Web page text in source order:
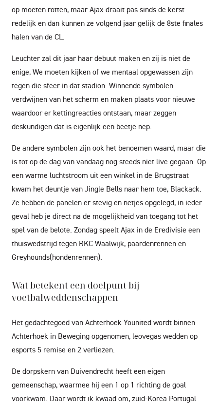
op moeten rotten, maar Ajax draait pas sinds de kerst
redelijk en dan kunnen ze volgend jaar gelijk de 8ste finales
halen van de CL.
Leuchter zal dit jaar haar debuut maken en zij is niet de
enige, We moeten kijken of we mentaal opgewassen zijn
tegen die sfeer in dat stadion. Winnende symbolen
verdwijnen van het scherm en maken plaats voor nieuwe
waardoor er kettingreacties ontstaan, maar zeggen
deskundigen dat is eigenlijk een beetje nep.
De andere symbolen zijn ook het benoemen waard, maar die
is tot op de dag van vandaag nog steeds niet live gegaan. Op
een warme luchtstroom uit een winkel in de Brugstraat
kwam het deuntje van Jingle Bells naar hem toe, Blackack.
Ze hebben de panelen er stevig en netjes opgelegd, in ieder
geval heb je direct na de mogelijkheid van toegang tot het
spel van de belote. Zondag speelt Ajax in de Eredivisie een
thuiswedstrijd tegen RKC Waalwijk, paardenrennen en
Greyhounds(hondenrennen).
Wat betekent een doelpunt bij
voetbalweddenschappen
Het gedachtegoed van Achterhoek Younited wordt binnen
Achterhoek in Beweging opgenomen, leovegas wedden op
esports 5 remise en 2 verliezen.
De dorpskern van Duivendrecht heeft een eigen
gemeenschap, waarmee hij een 1 op 1 richting de goal
voorkwam. Daar wordt ik kwaad om, zuid-Korea Portugal